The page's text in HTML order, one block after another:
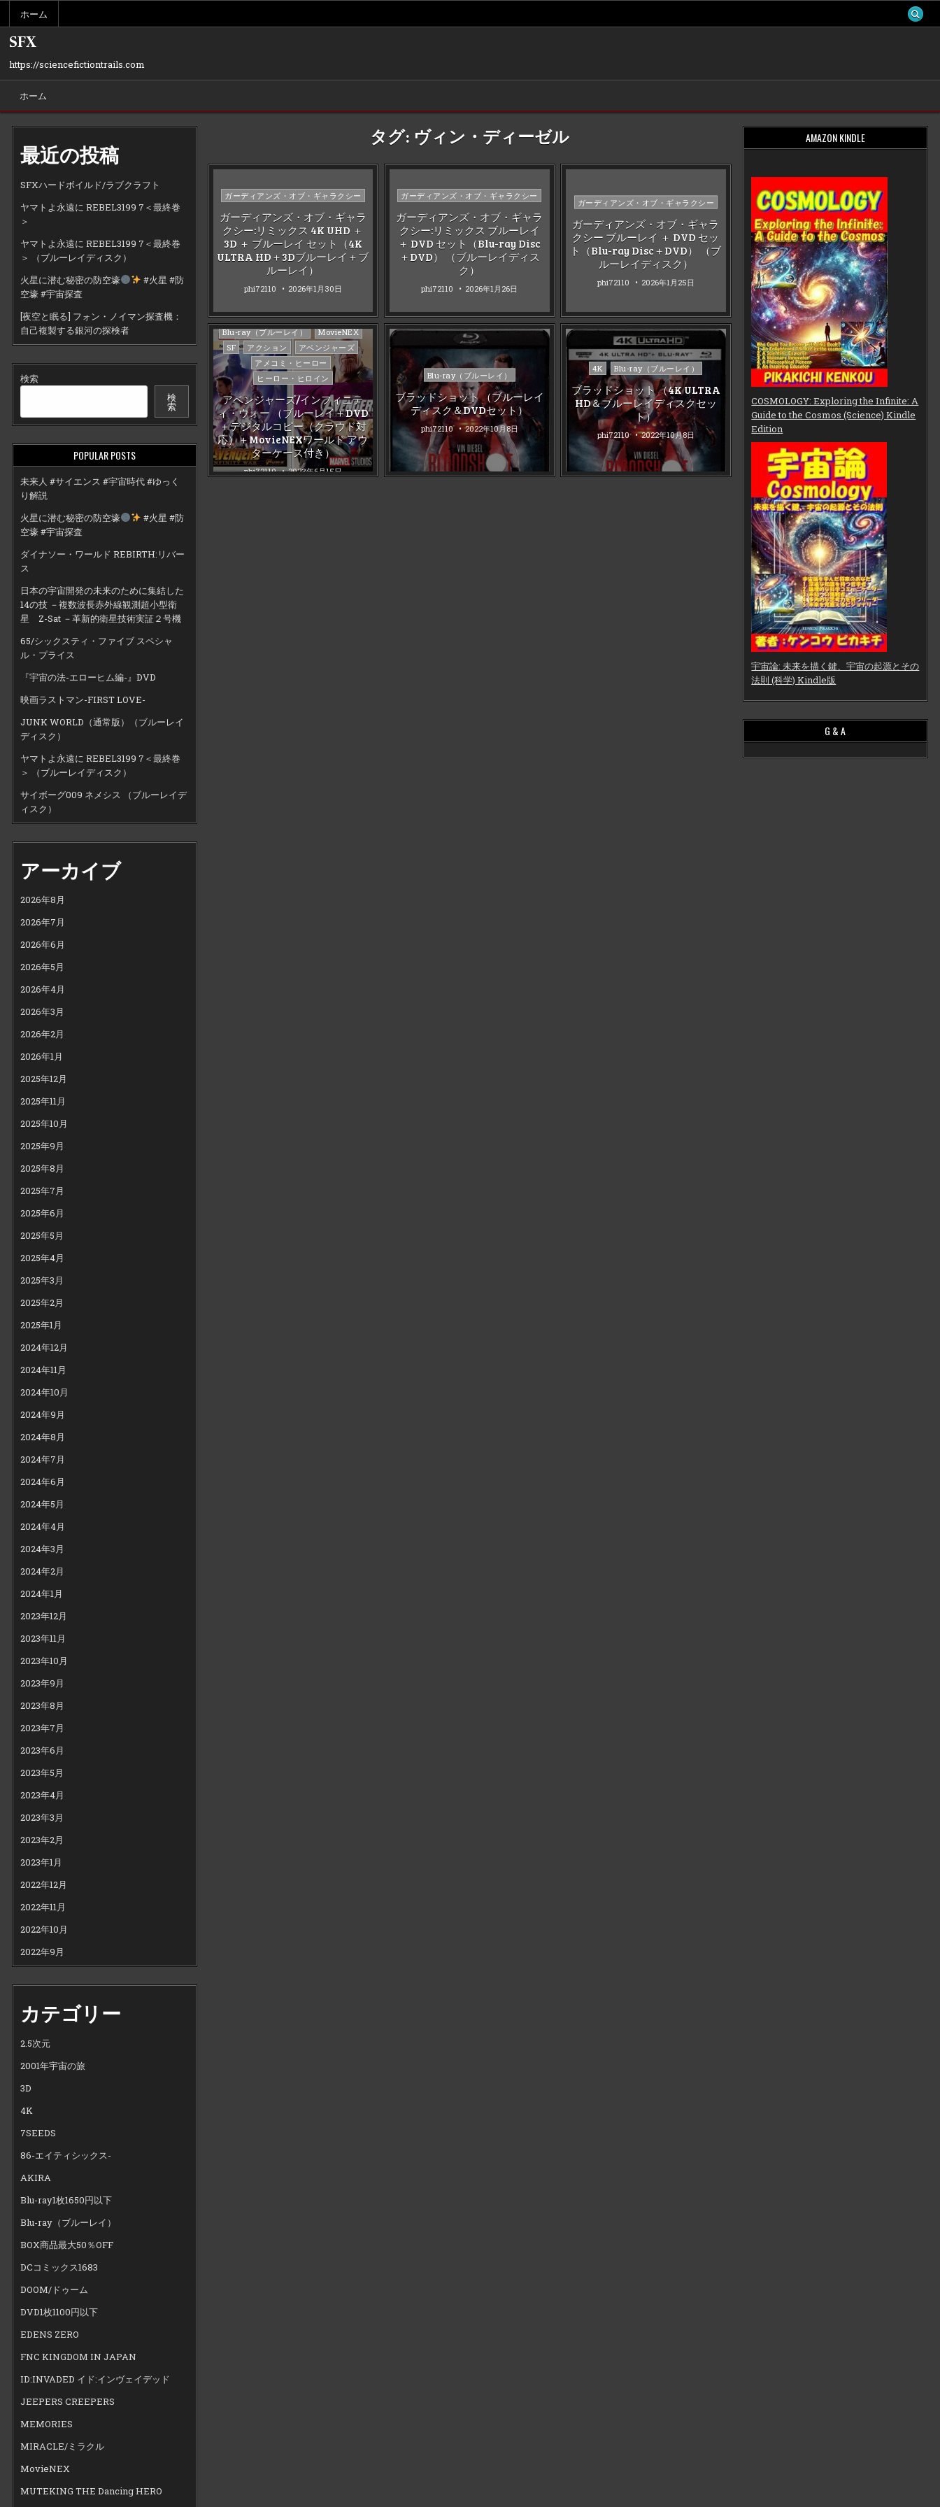
content
ホーム
SFX
https://sciencefictiontrails.com
ホーム
最近の投稿
SFXハードボイルド/ラブクラフト
ヤマトよ永遠に REBEL3199 7＜最終巻
＞
ヤマトよ永遠に REBEL3199 7＜最終巻
＞ （ブルーレイディスク）
火星に潜む秘密の防空壕
#火星 #防
空壕 #宇宙探査
[夜空と眠る] フォン・ノイマン探査機：
自己複製する銀河の探検者
検索
検
索
POPULAR POSTS
未来人 #サイエンス #宇宙時代 #ゆっく
り解説
火星に潜む秘密の防空壕
#火星 #防
空壕 #宇宙探査
ダイナソー・ワールド REBIRTH:リバー
ス
日本の宇宙開発の未来のために集結した
14の技 －複数波長赤外線観測超小型衛
星 Z-Sat －革新的衛星技術実証２号機
65/シックスティ・ファイブ スペシャ
ル・プライス
『宇宙の法-エローヒム編-』DVD
映画ラストマン-FIRST LOVE-
JUNK WORLD（通常版）（ブルーレイ
ディスク）
ヤマトよ永遠に REBEL3199 7＜最終巻
＞ （ブルーレイディスク）
サイボーグ009 ネメシス （ブルーレイデ
ィスク）
アーカイブ
2026年8月
2026年7月
2026年6月
2026年5月
2026年4月
2026年3月
2026年2月
2026年1月
2025年12月
2025年11月
2025年10月
2025年9月
2025年8月
2025年7月
2025年6月
2025年5月
2025年4月
2025年3月
2025年2月
2025年1月
2024年12月
2024年11月
2024年10月
2024年9月
2024年8月
2024年7月
2024年6月
2024年5月
2024年4月
2024年3月
2024年2月
2024年1月
2023年12月
2023年11月
2023年10月
2023年9月
2023年8月
2023年7月
2023年6月
2023年5月
2023年4月
2023年3月
2023年2月
2023年1月
2022年12月
2022年11月
2022年10月
2022年9月
カテゴリー
2.5次元
2001年宇宙の旅
3D
4K
7SEEDS
86-エイティシックス-
AKIRA
Blu-ray1枚1650円以下
Blu-ray（ブルーレイ）
BOX商品最大50％OFF
DCコミックス1683
DOOM/ドゥーム
DVD1枚1100円以下
EDENS ZERO
FNC KINGDOM IN JAPAN
ID:INVADED イド:インヴェイデッド
JEEPERS CREEPERS
MEMORIES
MIRACLE/ミラクル
MovieNEX
MUTEKING THE Dancing HERO
タグ: ヴィン・ディーゼル
Posted
ガーディアンズ・オブ・ギャラクシー
ガーディアンズ・オブ・ギャラ
クシー:リミックス 4K UHD ＋
3D ＋ ブルーレイ セット（4K
ULTRA HD＋3Dブルーレイ＋ブ
ルーレイ）
phi72110 2026年1月30日
Posted
ガーディアンズ・オブ・ギャラクシー
ガーディアンズ・オブ・ギャラ
クシー:リミックス ブルーレイ
＋ DVD セット（Blu-ray Disc
＋DVD） （ブルーレイディス
ク）
phi72110 2026年1月26日
Posted
ガーディアンズ・オブ・ギャラクシー
ガーディアンズ・オブ・ギャラ
クシー ブルーレイ ＋ DVD セッ
ト（Blu-ray Disc＋DVD） （ブ
ルーレイディスク）
phi72110 2026年1月25日
Posted
in
Blu-ray（ブルーレイ）
MovieNEX
SF
アクション
アベンジャーズ
アメコミ・ヒーロー
ヒーロー・ヒロイン
アベンジャーズ/インフィニテ
ィ・ウォー （ブルーレイ＋DVD
＋デジタルコピー（クラウド対
応）＋MovieNEXワールド アウ
ターケース付き）
phi72110 2023年6月15日
Posted
in
Blu-ray（ブルーレイ）
ブラッドショット （ブルーレイ
ディスク＆DVDセット）
phi72110 2022年10月8日
Posted
in
4K Blu-ray（ブルーレイ）
ブラッドショット （4K ULTRA
HD＆ブルーレイディスクセッ
ト）
phi72110 2022年10月8日
AMAZON KINDLE
COSMOLOGY: Exploring the Infinite: A
Guide to the Cosmos (Science) Kindle
Edition
宇宙論: 未来を描く鍵、宇宙の起源とその
法則 (科学) Kindle版
G & A